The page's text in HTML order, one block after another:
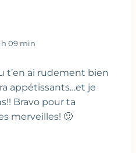
h 09 min
t’en ai rudement bien
appétissants…et je
Bravo pour ta
merveilles! 🙂